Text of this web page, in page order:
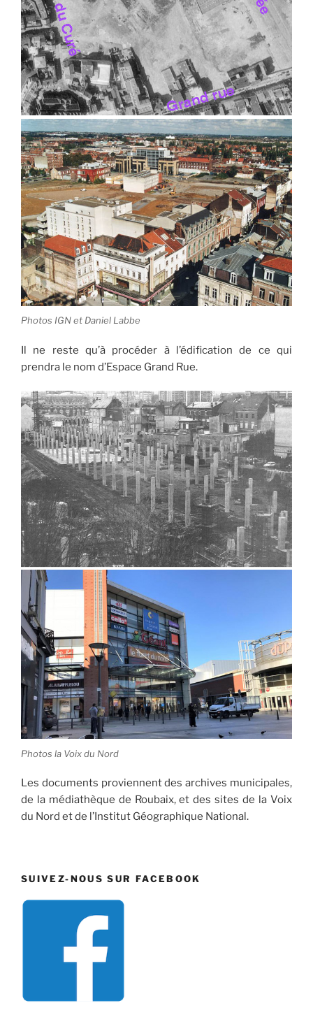
Photos IGN et Daniel Labbe
Il ne reste qu’à procéder à l’édification de ce qui
prendra le nom d’Espace Grand Rue.
Photos la Voix du Nord
Les documents proviennent des archives municipales,
de la médiathèque de Roubaix, et des sites de la Voix
du Nord et de l’Institut Géographique National.
SUIVEZ-NOUS SUR FACEBOOK